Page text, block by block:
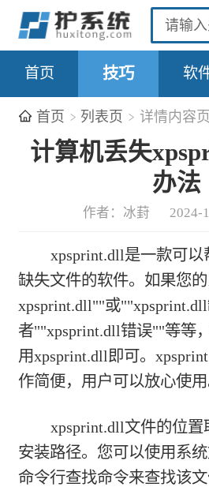
首页 技巧 软
首页 列表页 详情内容页
计算机丢失
办法
作者：冰葑 2024-
xpsprint.dll是一款可
缺失文件的软件。如果您
xpsprint.dll""或
者""xpsprint.dll错误""等等
用xpsprint.dll即可。
作简便，用户可以放心使用
xpsprint.dll文件的位
安装路径。您可以使用系
命令行查找命令来查找该文